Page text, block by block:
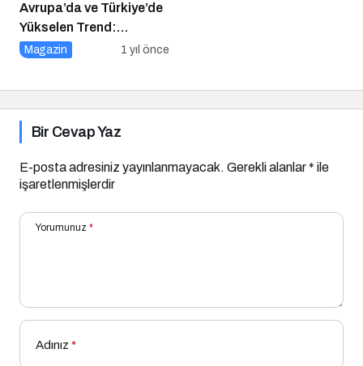
Avrupa’da ve Türkiye’de
Yükselen Trend:
Telefonsuz Gece
Magazin 1 yıl önce
Bir Cevap Yaz
E-posta adresiniz yayınlanmayacak. Gerekli alanlar* ile
işaretlenmişlerdir
Yorumunuz *
Adınız *